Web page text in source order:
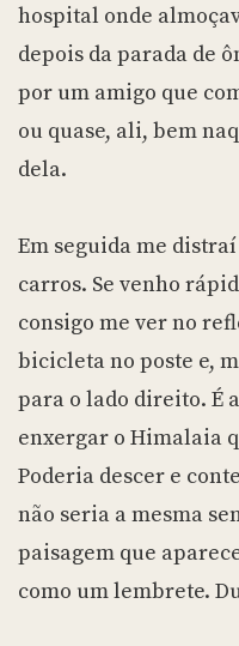
hospital onde
depois da parada de
por um amigo que
ou quase, ali, bem
dela.
Em seguida me
carros. Se venho
consigo me ver no
bicicleta no poste e,
para o lado direito. É
enxergar o Himalaia
Poderia descer e
não seria a mesma
paisagem que
como um lembrete.